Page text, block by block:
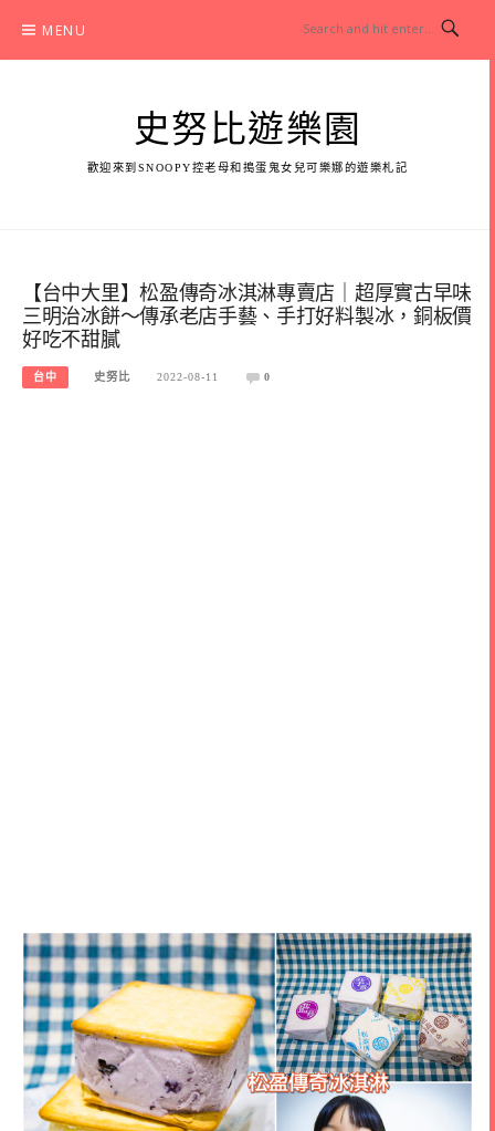
content
MENU
史努比遊樂園
歡迎來到SNOOPY控老母和搗蛋鬼女兒可樂娜的遊樂札記
【台中大里】松盈傳奇冰淇淋專賣店｜超厚實古早味
三明治冰餅～傳承老店手藝、手打好料製冰，銅板價
好吃不甜膩
台中 史努比 2022-08-11 0